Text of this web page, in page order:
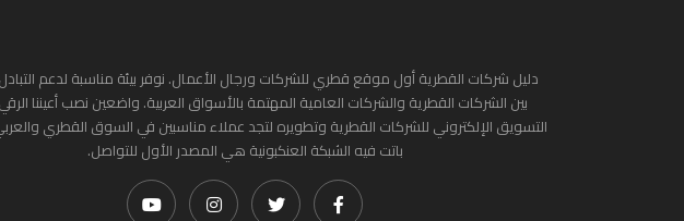
دليل شركات القطرية أول موقع قطري للشركات ورجال الأعمال. نوفر بيئة مناسبة لدعم
بين الشركات القطرية والشركات العامية المهتمة بالأسواق العربية. واضعين نصب أعيننا
التسويق الإلكتروني للشركات القطرية وتطويره لتجد عملاء مناسبين في السوق القطري
باتت فيه الشبكة العنكبونية هي المصدر الأول للتواصل.